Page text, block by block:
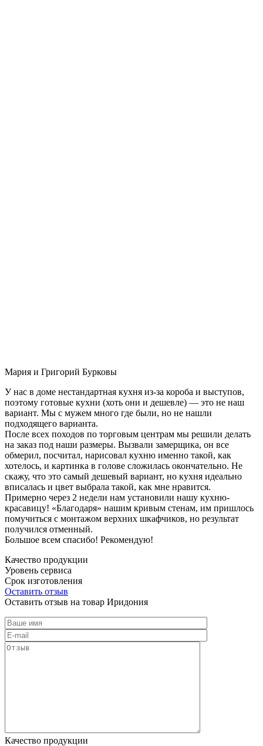
Мария и Григорий Бурковы
У нас в доме нестандартная кухня из-за короба и выступов,
поэтому готовые кухни (хоть они и дешевле) — это не наш
вариант. Мы с мужем много где были, но не нашли
подходящего варианта.
После всех походов по торговым центрам мы решили делать
на заказ под наши размеры. Вызвали замерщика, он все
обмерил, посчитал, нарисовал кухню именно такой, как
хотелось, и картинка в голове сложилась окончательно. Не
скажу, что это самый дешевый вариант, но кухня идеально
вписалась и цвет выбрала такой, как мне нравится.
Примерно через 2 недели нам установили нашу кухню-
красавицу! «Благодаря» нашим кривым стенам, им пришлось
помучиться с монтажом верхних шкафчиков, но результат
получился отменный.
Большое всем спасибо! Рекомендую!
Качество продукции
Уровень сервиса
Срок изготовления
Оставить отзыв
Оставить отзыв на товар Иридония
Качество продукции